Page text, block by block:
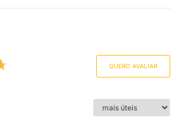
QUERO AVALIAR